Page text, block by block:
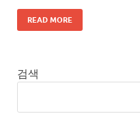
READ MORE
검색